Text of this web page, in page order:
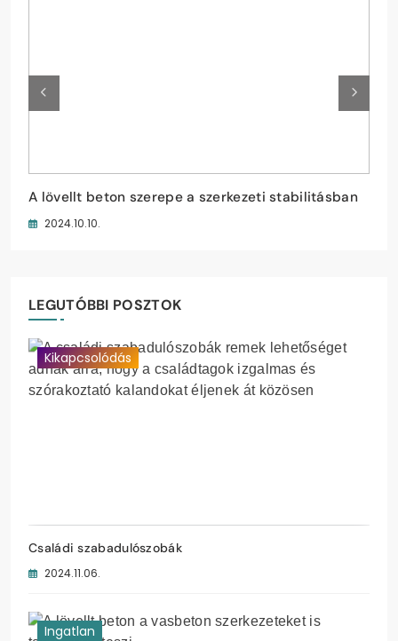
Családi szabadulószobák
2024.11.06.
A lövellt beton szerepe a szerkezeti stabilitásban
2024.10.10.
Hogyan válasszunk őszi cipőt a gyerekeknek?
2024.09.30.
Kutyafuttató eszközök
2024.09.28.
LEGUTÓBBI POSZTOK
Kikapcsolódás
Családi szabadulószobák
2024.11.06.
Ingatlan